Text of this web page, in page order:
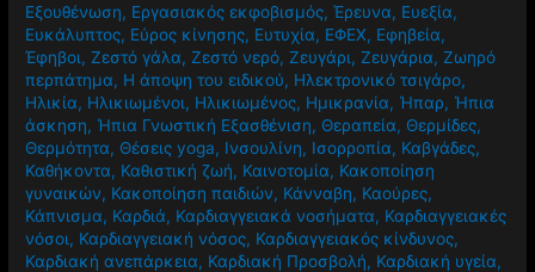
Εξουθένωση, Εργασιακός εκφοβισμός,Έρευνα, Ευεξία,
Ευκάλυπτος, Εύρος κίνησης, Ευτυχία, ΕΦΕΧ, Εφηβεία,
Έφηβοι,Ζεστό γάλα,Ζεστό νερό,Ζευγάρι,Ζευγάρια,Ζωηρό
περπάτημα, Η άποψη του ειδικού, Ηλεκτρονικό τσιγάρο,
Ηλικία, Ηλικιωμένοι, Ηλικιωμένος, Ημικρανία, Ήπαρ, Ήπια
άσκηση, Ήπια Γνωστική Εξασθένιση, Θεραπεία, Θερμίδες,
Θερμότητα, Θέσεις yoga, Ινσουλίνη, Ισορροπία, Καβγάδες,
Καθήκοντα, Καθιστική ζωή, Καινοτομία, Κακοποίηση
γυναικών, Κακοποίηση παιδιών, Κάνναβη, Καούρες,
Κάπνισμα, Καρδιά, Καρδιαγγειακά νοσήματα, Καρδιαγγειακές
νόσοι, Καρδιαγγειακή νόσος, Καρδιαγγειακός κίνδυνος,
Καρδιακή ανεπάρκεια, Καρδιακή Προσβολή, Καρδιακή υγεία,